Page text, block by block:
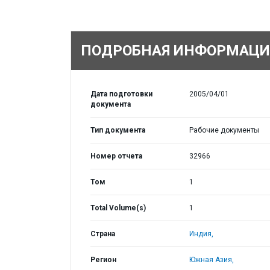
ПОДРОБНАЯ
Дата подготовки
документа
2005/04/01
Тип документа Рабочие документы
Номер отчета 32966
Том 1
Total Volume(s) 1
Страна Индия,
Регион Южная Азия,